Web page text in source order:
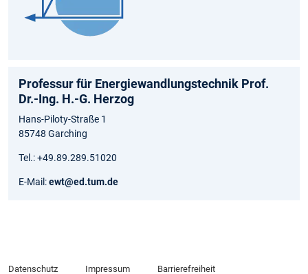
Professur für Energiewandlungstechnik Prof.
Dr.-Ing. H.-G. Herzog
Hans-Piloty-Straße 1
85748 Garching
Tel.: +49.89.289.51020
E-Mail:ewt@ed.tum.de
Datenschutz Impressum Barrierefreiheit